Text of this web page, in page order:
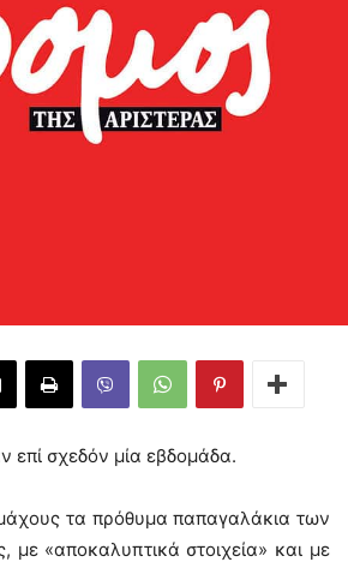
επί σχεδόν μία εβδομάδα.
τα πρόθυμα παπαγαλάκια των
«αποκαλυπτικά στοιχεία» και με